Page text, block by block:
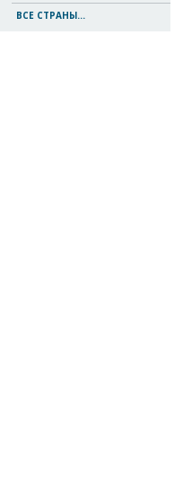
ВСЕ СТРАНЫ...